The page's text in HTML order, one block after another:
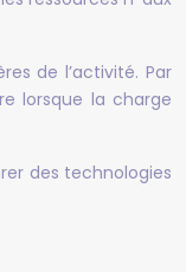
de l’activité. Par
lorsque la charge
des technologies